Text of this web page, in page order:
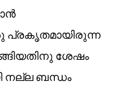
പ്രകൃതമായിരുന്ന
ശേഷം
നല്ല ബന്ധം